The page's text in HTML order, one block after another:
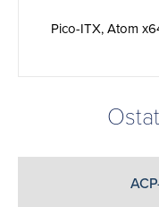
Pico-ITX, Atom